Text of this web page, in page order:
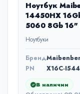
Ноутбук
14450HX
5060 8Gb 16"
Windows 11
(X16C-
Ноутбуки
Бренд
PN
X16C-
В наличии